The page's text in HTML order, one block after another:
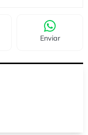
Enviar